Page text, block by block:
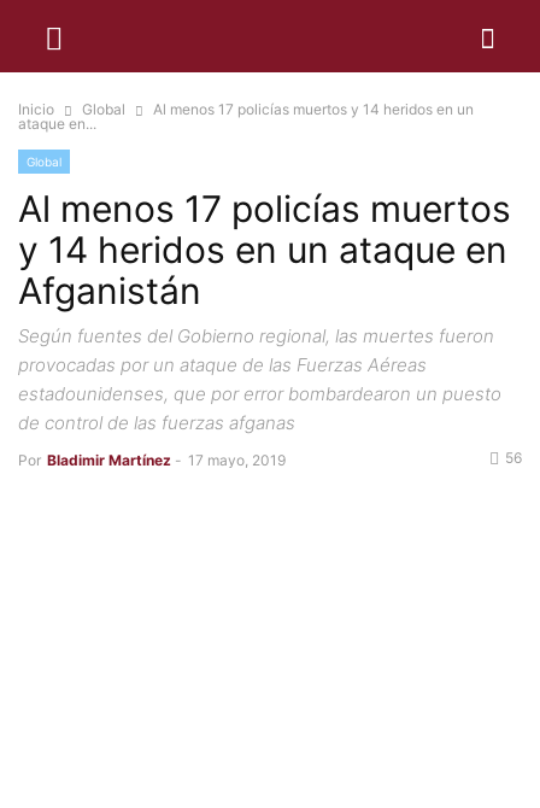
Inicio Global
Al menos 17 policías muertos y 14 heridos en un
ataque en...
Global
Al menos 17 policías muertos
y 14 heridos en un ataque en
Afganistán
Según fuentes del Gobierno regional, las muertes fueron
provocadas por un ataque de las Fuerzas Aéreas
estadounidenses, que por error bombardearon un puesto
de control de las fuerzas afganas
Por Bladimir Martínez - 17 mayo, 2019 56